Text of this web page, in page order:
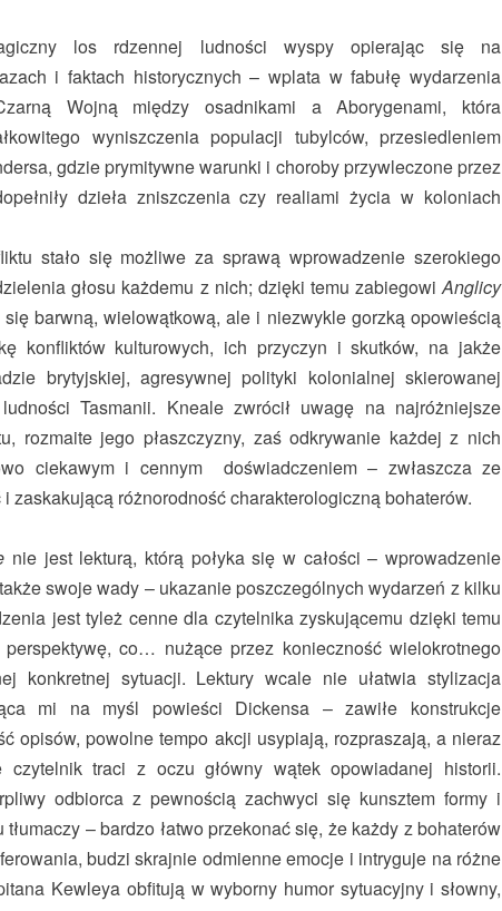
los rdzennej ludności wyspy opierając się na
i faktach historycznych – wplata w fabułę wydarzenia
Wojną między osadnikami a Aborygenami, która
wyniszczenia populacji tubylców, przesiedleniem
gdzie prymitywne warunki i choroby przywleczone przez
dzieła zniszczenia czy realiami życia w koloniach
stało się możliwe za sprawą wprowadzenie szerokiego
głosu każdemu z nich; dzięki temu zabiegowiAnglicy
barwną, wielowątkową, ale i niezwykle gorzką opowieścią
konfliktów kulturowych, ich przyczyn i skutków, na jakże
brytyjskiej, agresywnej polityki kolonialnej skierowanej
Tasmanii. Kneale zwrócił uwagę na najróżniejsze
rozmaite jego płaszczyzny, zaś odkrywanie każdej z nich
ciekawym i cennym doświadczeniem – zwłaszcza ze
zaskakującą różnorodność charakterologiczną bohaterów.
nie jest lekturą, którą połyka się w całości – wprowadzenie
swoje wady – ukazanie poszczególnych wydarzeń z kilku
jest tyleż cenne dla czytelnika zyskującemu dzięki temu
co… nużące przez konieczność wielokrotnego
konkretnej sytuacji. Lektury wcale nie ułatwia stylizacja
mi na myśl powieści Dickensa – zawiłe konstrukcje
opisów, powolne tempo akcji usypiają, rozpraszają, a nieraz
czytelnik traci z oczu główny wątek opowiadanej historii.
odbiorca z pewnością zachwyci się kunsztem formy i
tłumaczy – bardzo łatwo przekonać się, że każdy z bohaterów
budzi skrajnie odmienne emocje i intryguje na różne
Kewleya obfitują w wyborny humor sytuacyjny i słowny,